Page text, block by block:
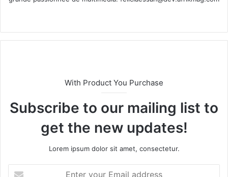
te
With Product You Purchase
Subscribe to our mailing list to
get the new updates!
Lorem ipsum dolor sit amet, consectetur.